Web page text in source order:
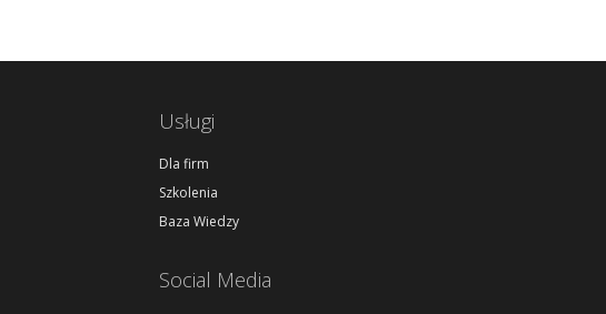
Usługi
Dla firm
Szkolenia
Baza Wiedzy
Social Media